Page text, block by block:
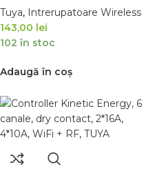
Tuya, Intrerupatoare Wireless
143,00 lei
102 în stoc
Adaugă în coș